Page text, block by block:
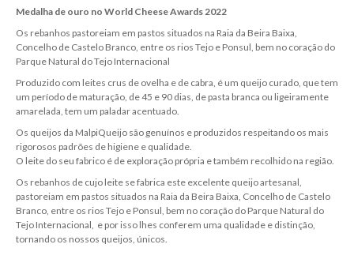
Medalha de ouro no World Cheese Awards 2022
Os rebanhos pastoreiam em pastos situados na Raia da Beira Baixa,
Concelho de Castelo Branco, entre os rios Tejo e Ponsul, bem no coração do
Parque Natural do Tejo Internacional
Produzido com leites crus de ovelha e de cabra, é um queijo curado, que tem
um período de maturação, de 45 e 90 dias, de pasta branca ou ligeiramente
amarelada, tem um paladar acentuado.
Os queijos da MalpiQueijo são genuínos e produzidos respeitando os mais
rigorosos padrões de higiene e qualidade.
O leite do seu fabrico é de exploração própria e também recolhido na região.
Os rebanhos de cujo leite se fabrica este excelente queijo artesanal,
pastoreiam em pastos situados na Raia da Beira Baixa, Concelho de Castelo
Branco, entre os rios Tejo e Ponsul, bem no coração do Parque Natural do
Tejo Internacional, e por isso lhes conferem uma qualidade e distinção,
tornando os nossos queijos, únicos.